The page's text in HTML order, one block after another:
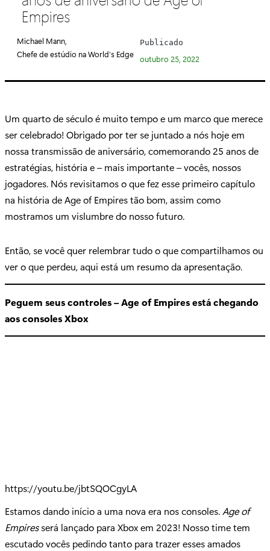
g
r
a
Empires
Michael Mann,
Chefe de estúdio na World’s Edge
Publicado
outubro 25, 2022
Um quarto de século é muito tempo e um marco que merece
ser celebrado! Obrigado por ter se juntado a nós hoje em
nossa transmissão de aniversário, comemorando 25 anos de
estratégias, história e – mais importante – vocês, nossos
jogadores. Nós revisitamos o que fez esse primeiro capítulo
na história de Age of Empires tão bom, assim como
mostramos um vislumbre do nosso futuro.
Então, se você quer relembrar tudo o que compartilhamos ou
ver o que perdeu, aqui está um resumo da apresentação.
Peguem seus controles – Age of Empires está chegando
aos consoles Xbox
https://youtu.be/jbtSQOCgyLA
Estamos dando início a uma nova era nos consoles.Age of
Empiresserá lançado para Xbox em 2023! Nosso time tem
escutado vocês pedindo tanto para trazer esses amados